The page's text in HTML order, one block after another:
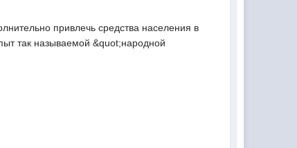
привлечь средства населения в
так называемой &quot;народной